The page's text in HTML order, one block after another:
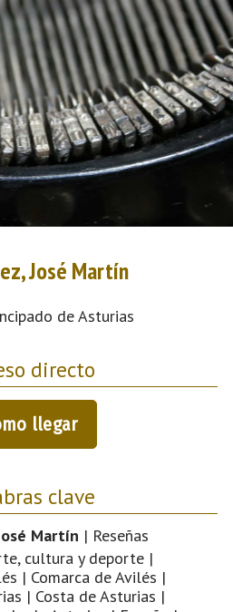
José Martín
de Asturias
directo
llegar
clave
Martín | Reseñas
cultura y deporte |
| Comarca de Avilés |
| Costa de Asturias |